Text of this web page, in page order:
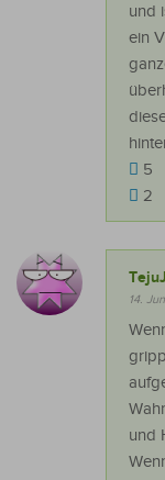
und
ein
5
2
14.
und